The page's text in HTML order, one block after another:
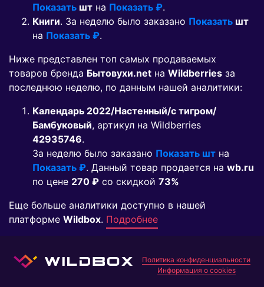
Показать шт на Показать ₽.
Книги. За неделю было заказано Показать шт
на Показать ₽.
Ниже представлен топ самых продаваемых
товаров бренда Бытовухи.net на Wildberries за
последнюю неделю, по данным нашей аналитики:
Календарь 2022/Настенный/с тигром/
Бамбуковый, артикул на Wildberries
42935746.
За неделю было заказано Показать шт на
Показать ₽. Данный товар продается на wb.ru
по цене 270 ₽ co скидкой 73%
Еще больше аналитики доступно в нашей
платформе Wildbox. Подробнее
Политика конфиденциальности
Информация о cookies